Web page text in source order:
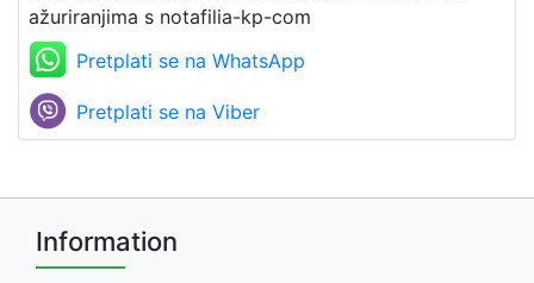
ažuriranjima s notafilia-kp-com
Pretplati se na WhatsApp
Pretplati se na Viber
Information